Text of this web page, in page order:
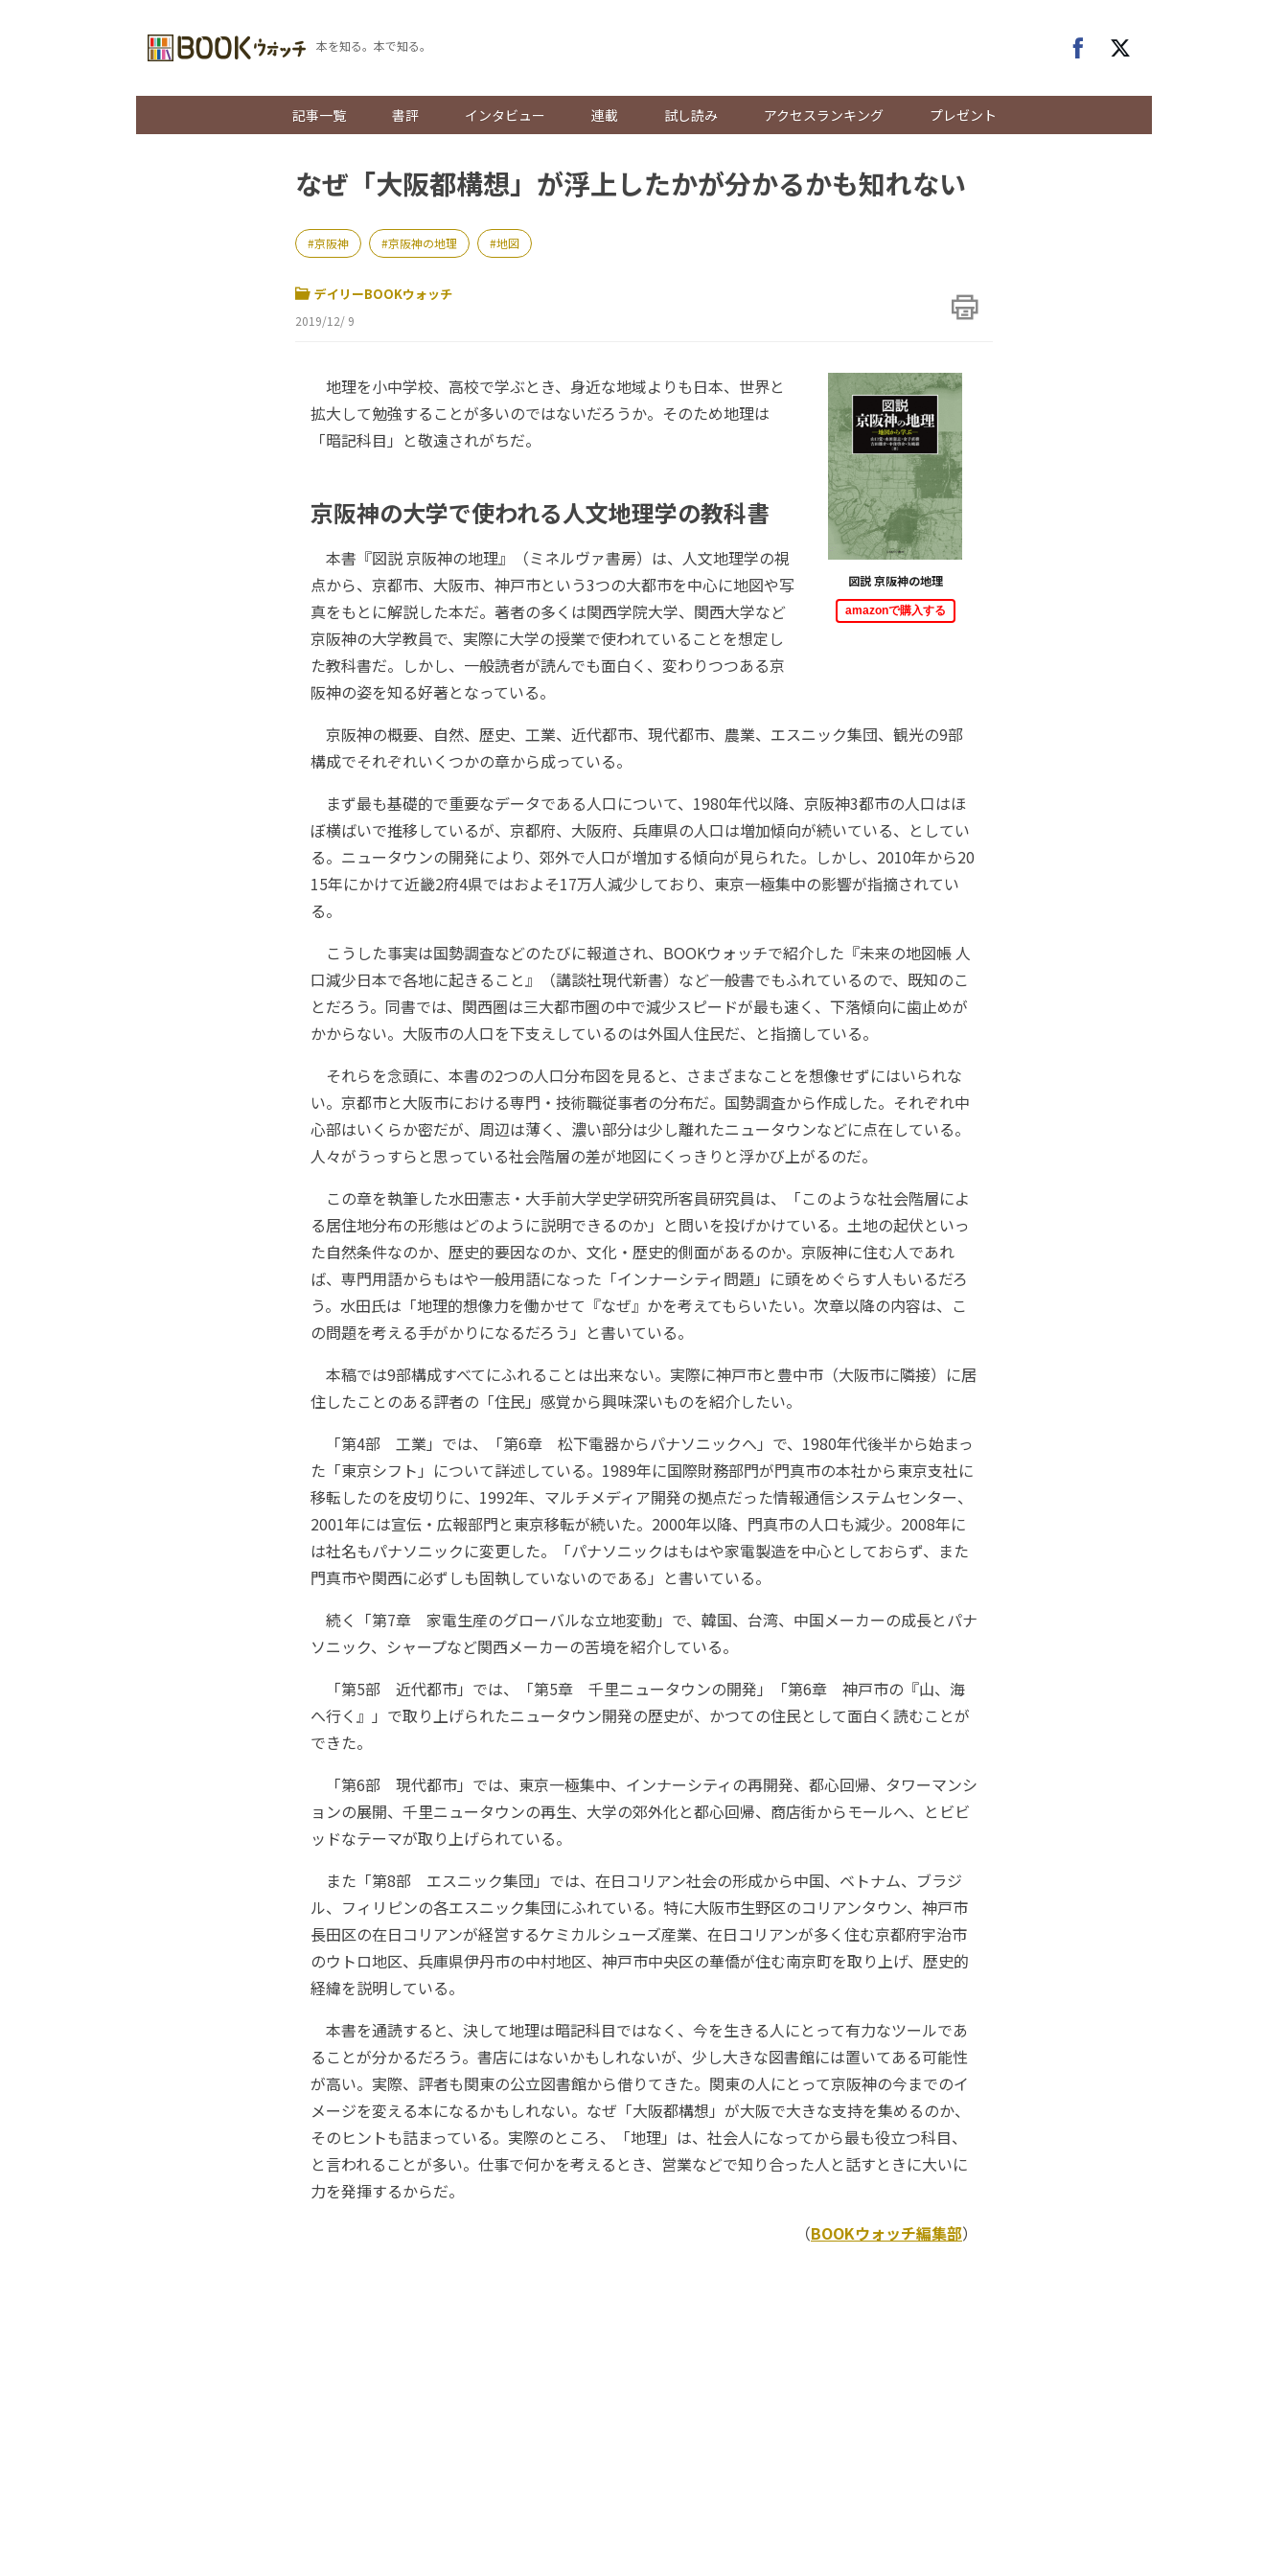
本を知る。本で知る。
記事一覧 書評 インタビュー 連載 試し読み アクセスランキング プレゼント
なぜ「大阪都構想」が浮上したかが分かるかも知れない
京阪神 京阪神の地理 地図
デイリーBOOKウォッチ
2019/12/ 9
図説 京阪神の地理
amazonで購入する
地理を小中学校、高校で学ぶとき、身近な地域よりも日本、世界と
拡大して勉強することが多いのではないだろうか。そのため地理は
「暗記科目」と敬遠されがちだ。
京阪神の大学で使われる人文地理学の教科書
本書『図説 京阪神の地理』（ミネルヴァ書房）は、人文地理学の視
点から、京都市、大阪市、神戸市という3つの大都市を中心に地図や写
真をもとに解説した本だ。著者の多くは関西学院大学、関西大学など
京阪神の大学教員で、実際に大学の授業で使われていることを想定し
た教科書だ。しかし、一般読者が読んでも面白く、変わりつつある京
阪神の姿を知る好著となっている。
京阪神の概要、自然、歴史、工業、近代都市、現代都市、農業、エスニック集団、観光の9部
構成でそれぞれいくつかの章から成っている。
まず最も基礎的で重要なデータである人口について、1980年代以降、京阪神3都市の人口はほ
ぼ横ばいで推移しているが、京都府、大阪府、兵庫県の人口は増加傾向が続いている、としてい
る。ニュータウンの開発により、郊外で人口が増加する傾向が見られた。しかし、2010年から20
15年にかけて近畿2府4県ではおよそ17万人減少しており、東京一極集中の影響が指摘されてい
る。
こうした事実は国勢調査などのたびに報道され、BOOKウォッチで紹介した『未来の地図帳 人
口減少日本で各地に起きること』（講談社現代新書）など一般書でもふれているので、既知のこ
とだろう。同書では、関西圏は三大都市圏の中で減少スピードが最も速く、下落傾向に歯止めが
かからない。大阪市の人口を下支えしているのは外国人住民だ、と指摘している。
それらを念頭に、本書の2つの人口分布図を見ると、さまざまなことを想像せずにはいられな
い。京都市と大阪市における専門・技術職従事者の分布だ。国勢調査から作成した。それぞれ中
心部はいくらか密だが、周辺は薄く、濃い部分は少し離れたニュータウンなどに点在している。
人々がうっすらと思っている社会階層の差が地図にくっきりと浮かび上がるのだ。
この章を執筆した水田憲志・大手前大学史学研究所客員研究員は、「このような社会階層によ
る居住地分布の形態はどのように説明できるのか」と問いを投げかけている。土地の起伏といっ
た自然条件なのか、歴史的要因なのか、文化・歴史的側面があるのか。京阪神に住む人であれ
ば、専門用語からもはや一般用語になった「インナーシティ問題」に頭をめぐらす人もいるだろ
う。水田氏は「地理的想像力を働かせて『なぜ』かを考えてもらいたい。次章以降の内容は、こ
の問題を考える手がかりになるだろう」と書いている。
本稿では9部構成すべてにふれることは出来ない。実際に神戸市と豊中市（大阪市に隣接）に居
住したことのある評者の「住民」感覚から興味深いものを紹介したい。
「第4部 工業」では、「第6章 松下電器からパナソニックへ」で、1980年代後半から始まっ
た「東京シフト」について詳述している。1989年に国際財務部門が門真市の本社から東京支社に
移転したのを皮切りに、1992年、マルチメディア開発の拠点だった情報通信システムセンター、
2001年には宣伝・広報部門と東京移転が続いた。2000年以降、門真市の人口も減少。2008年に
は社名もパナソニックに変更した。「パナソニックはもはや家電製造を中心としておらず、また
門真市や関西に必ずしも固執していないのである」と書いている。
続く「第7章 家電生産のグローバルな立地変動」で、韓国、台湾、中国メーカーの成長とパナ
ソニック、シャープなど関西メーカーの苦境を紹介している。
「第5部 近代都市」では、「第5章 千里ニュータウンの開発」「第6章 神戸市の『山、海
へ行く』」で取り上げられたニュータウン開発の歴史が、かつての住民として面白く読むことが
できた。
「第6部 現代都市」では、東京一極集中、インナーシティの再開発、都心回帰、タワーマンシ
ョンの展開、千里ニュータウンの再生、大学の郊外化と都心回帰、商店街からモールへ、とビビ
ッドなテーマが取り上げられている。
また「第8部 エスニック集団」では、在日コリアン社会の形成から中国、ベトナム、ブラジ
ル、フィリピンの各エスニック集団にふれている。特に大阪市生野区のコリアンタウン、神戸市
長田区の在日コリアンが経営するケミカルシューズ産業、在日コリアンが多く住む京都府宇治市
のウトロ地区、兵庫県伊丹市の中村地区、神戸市中央区の華僑が住む南京町を取り上げ、歴史的
経緯を説明している。
本書を通読すると、決して地理は暗記科目ではなく、今を生きる人にとって有力なツールであ
ることが分かるだろう。書店にはないかもしれないが、少し大きな図書館には置いてある可能性
が高い。実際、評者も関東の公立図書館から借りてきた。関東の人にとって京阪神の今までのイ
メージを変える本になるかもしれない。なぜ「大阪都構想」が大阪で大きな支持を集めるのか、
そのヒントも詰まっている。実際のところ、「地理」は、社会人になってから最も役立つ科目、
と言われることが多い。仕事で何かを考えるとき、営業などで知り合った人と話すときに大いに
力を発揮するからだ。
（BOOKウォッチ編集部）